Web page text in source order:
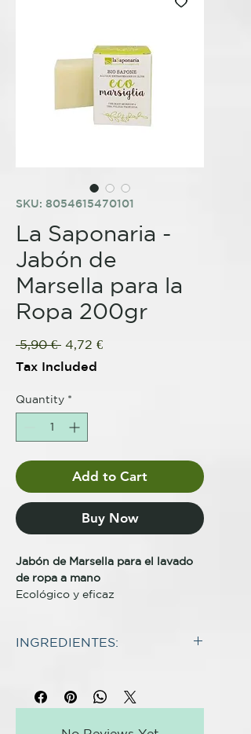
SKU: 8054615470101
La Saponaria -
Jabón de
Marsella para la
Ropa 200gr
5,90 € Regular
Price
4,72 €Sale
Tax Included
Quantity *
Add to Cart
Buy Now
Jabón de Marsella para el lavado
de ropa a mano
Ecológico y eficaz
Jabón de Marsella para el lavado
saponificación en frío a base
de aceite de coco orgánico
INGREDIENTES:
Aqua, Sodium